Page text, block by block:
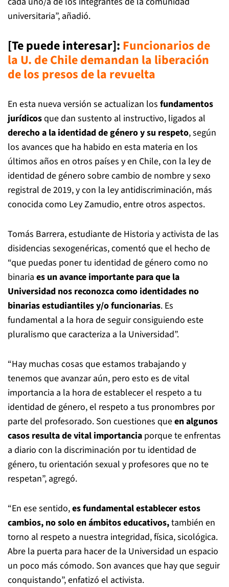
universitaria”, añadió.
[Te puede interesar]: Funcionarios de
la U. de Chile demandan la liberación
de los presos de la revuelta
En esta nueva versión se actualizan los fundamentos
jurídicosque dan sustento al instructivo, ligados al
derecho a la identidad de género y su respeto, según
los avances que ha habido en esta materia en los
últimos años en otros países y en Chile, con la ley de
identidad de género sobre cambio de nombre y sexo
registral de 2019, y con la ley antidiscriminación, más
conocida como Ley Zamudio, entre otros aspectos.
Tomás Barrera, estudiante de Historia y activista de las
disidencias sexogenéricas, comentó que el hecho de
“que puedas poner tu identidad de género como no
binaria es un avance importante para que la
Universidad nos reconozca como identidades no
binarias estudiantiles y/o funcionarias. Es
fundamental a la hora de seguir consiguiendo este
pluralismo que caracteriza a la Universidad”.
“Hay muchas cosas que estamos trabajando y
tenemos que avanzar aún, pero esto es de vital
importancia a la hora de establecer el respeto a tu
identidad de género, el respeto a tus pronombres por
parte del profesorado. Son cuestiones queen algunos
casos resulta de vital importancia porque te enfrentas
a diario con la discriminación por tu identidad de
género, tu orientación sexual y profesores que no te
respetan”, agregó.
“En ese sentido,es fundamental establecer estos
cambios, no solo en ámbitos educativos,también en
torno al respeto a nuestra integridad, física, sicológica.
Abre la puerta para hacer de la Universidad un espacio
un poco más cómodo. Son avances que hay que seguir
conquistando”, enfatizó el activista.